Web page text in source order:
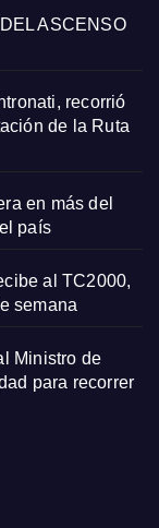
ASCENSO
recorrió
de la Ruta
en más del
país
al TC2000,
semana
Ministro de
para recorrer